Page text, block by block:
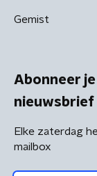
Gemist
Abonneer
nieuwsbrief
Elke zaterdag
mailbox